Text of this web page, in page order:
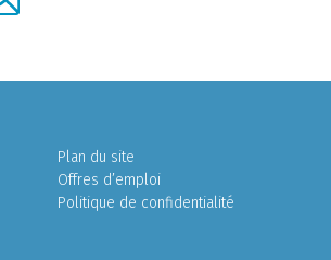
Plan du site
Offres d’emploi
Politique de confidentialité